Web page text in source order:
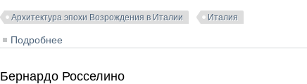
Архитектура эпохи Возрождения в Италии Италия
Подробнее
Бернардо Росселино